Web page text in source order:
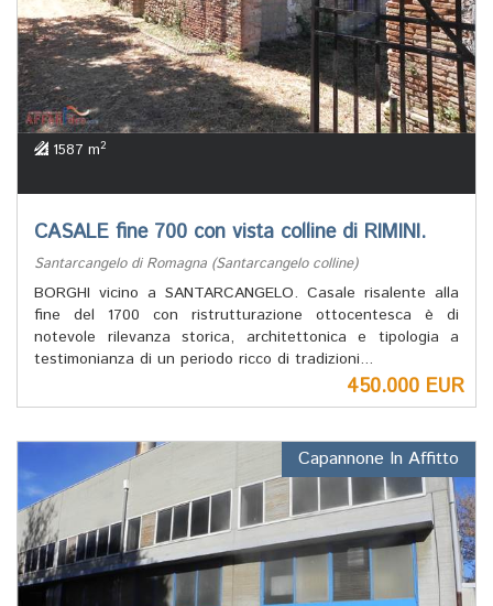
1587 m2
CASALE fine 700 con vista colline di RIMINI.
Santarcangelo di Romagna (Santarcangelo colline)
BORGHI vicino a SANTARCANGELO. Casale risalente alla
fine del 1700 con ristrutturazione ottocentesca è di
notevole rilevanza storica, architettonica e tipologia a
testimonianza di un periodo ricco di tradizioni...
450.000 EUR
Capannone In Affitto